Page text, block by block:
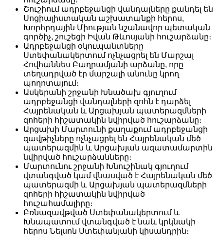
Շուշիում ադրբեջանցի վանդալները քանդել են
Սոցիալիստական աշխատանքի հերոս,
Խորհրդային Միության նշանավոր պետական
գործիչ, շուշեցի Իվան Թևոսյանի հուշարձանը։
Ադրբեջանցի օկուպանտները
Ստեփանակերտում ոչնչացրել են Մարշալ
Հովհաննես Բաղրամյանի արձանը, որը
տեղադրված էր մարշալի անունը կրող
պողոտայում։
Ասկերանի շրջանի Խնածախ գյուղում
ադրբեջանցի վանդալների զոհն է դարձել
Հայրենական և Արցախյան պատերազմների
զոհերի հիշատակին նվիրված հուշարձանը։
Արցախի Մարտունի քաղաքում ադրբեջանցի
զավթիչները ոչնչացրել են Հայրենական մեծ
պատերազմին և Արցախյան ազատամարտին
նվիրված հուշարձանները։
Մարտունու շրջանի Խնուշինակ գյուղում
վտանգված կամ վնասված է Հայրենական մեծ
պատերազմի և Արցախյան պատերազմների
զոհերի հիշատակին նվիրված
հուշահամալիրը։
Բռնազավթված Ստեփանակերտում և
Խնապատում վտանգված է նաև կրկնակի
հերոս Նելսոն Ստեփանյանի կիսանդրին։